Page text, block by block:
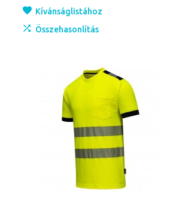
Kívánságlistához
Összehasonlítás